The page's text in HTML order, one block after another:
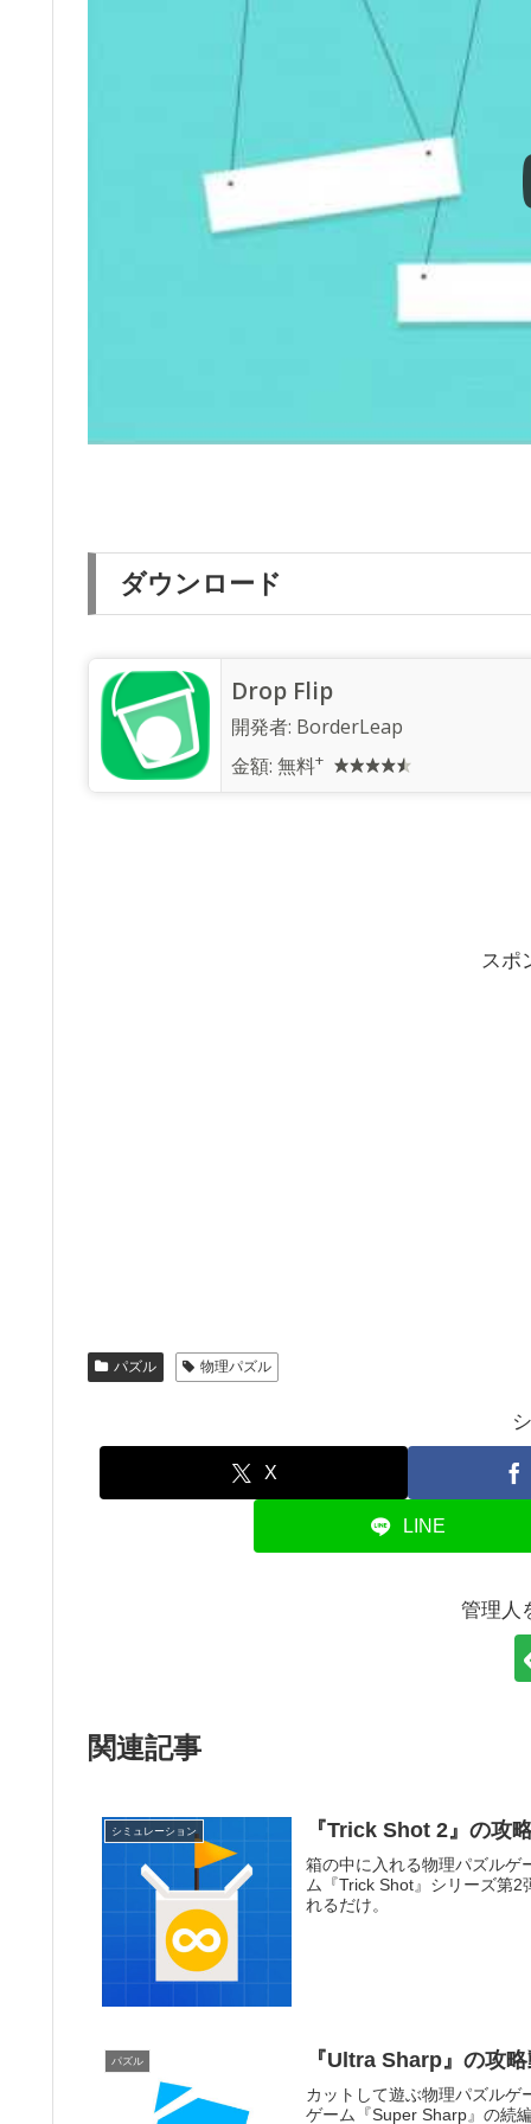
ダウンロード
Drop Flip
開発者: BorderLeap
金額: 無料+
スポ
パズル 物理パズル
X
LINE
管理人
関連記事
シミュレーション 『Trick Shot 2』の攻
箱の中に入れる物理パズルゲ
ム『Trick Shot』シリーズ第
れるだけ。
パズル 『Ultra Sharp』の攻
カットして遊ぶ物理パズルゲ
ゲーム『Super Sharp』の続